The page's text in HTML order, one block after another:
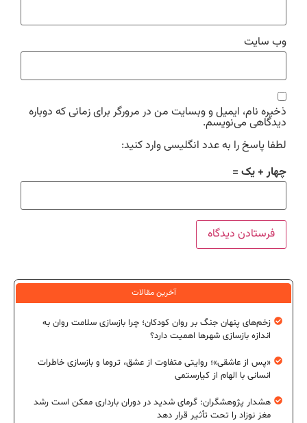
وب‌ سایت
ذخیره نام، ایمیل و وبسایت من در مرورگر برای زمانی که دوباره
دیدگاهی می‌نویسم.
لطفا پاسخ را به عدد انگلیسی وارد کنید:
چهار + یک =
آخرین مقالات
زخم‌های پنهان جنگ بر روان کودکان؛ چرا بازسازی سلامت روان به
اندازه بازسازی شهرها اهمیت دارد؟
«پس از عاشقی»؛ روایتی متفاوت از عشق، تروما و بازسازی خاطرات
انسانی با الهام از کیارستمی
هشدار پژوهشگران: گرمای شدید در دوران بارداری ممکن است رشد
مغز نوزاد را تحت تأثیر قرار دهد